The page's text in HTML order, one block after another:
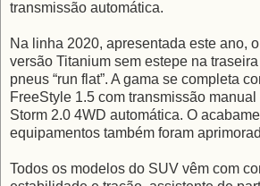
transmissão automática.
Na linha 2020, apresentada este ano,
versão Titanium sem estepe na
pneus “run flat”. A gama se completa
FreeStyle 1.5 com transmissão
Storm 2.0 4WD automática. O
equipamentos também foram
Todos os modelos do SUV vêm com